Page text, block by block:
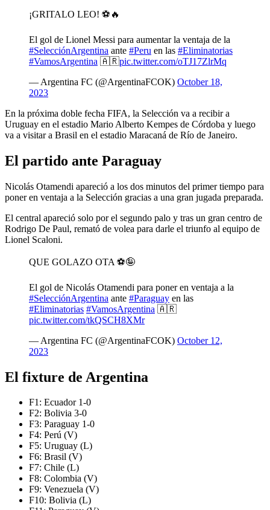
¡GRITALO LEO! ⚽️🔥
El gol de Lionel Messi para aumentar la ventaja de la
#SelecciónArgentina ante #Peru en las #Eliminatorias
#VamosArgentina 🇦🇷pic.twitter.com/oTJ17ZlrMq
— Argentina FC (@ArgentinaFCOK) October 18,
2023
En la próxima doble fecha FIFA, la Selección va a recibir a
Uruguay en el estadio Mario Alberto Kempes de Córdoba y luego
va a visitar a Brasil en el estadio Maracaná de Río de Janeiro.
El partido ante Paraguay
Nicolás Otamendi apareció a los dos minutos del primer tiempo para
poner en ventaja a la Selección gracias a una gran jugada preparada.
El central apareció solo por el segundo palo y tras un gran centro de
Rodrigo De Paul, remató de volea para darle el triunfo al equipo de
Lionel Scaloni.
QUE GOLAZO OTA ⚽️🤪
El gol de Nicolás Otamendi para poner en ventaja a la
#SelecciónArgentina ante #Paraguay en las
#Eliminatorias #VamosArgentina 🇦🇷
pic.twitter.com/tkQSCH8XMr
— Argentina FC (@ArgentinaFCOK) October 12,
2023
El fixture de Argentina
F1: Ecuador 1-0
F2: Bolivia 3-0
F3: Paraguay 1-0
F4: Perú (V)
F5: Uruguay (L)
F6: Brasil (V)
F7: Chile (L)
F8: Colombia (V)
F9: Venezuela (V)
F10: Bolivia (L)